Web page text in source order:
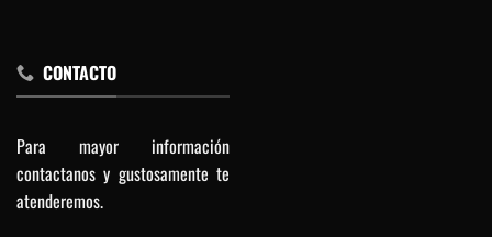
CONTACTO
Para mayor información
contactanos y gustosamente te
atenderemos.